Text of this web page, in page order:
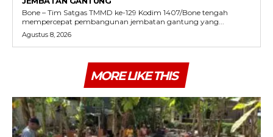
Bone – Tim Satgas TMMD ke-129 Kodim 1407/Bone tengah
mempercepat pembangunan jembatan gantung yang...
Agustus 8, 2026
MORE LIKE THIS